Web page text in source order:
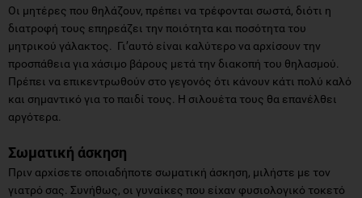
Οι μητέρες που θηλάζουν, πρέπει να τρέφονται σωστά, διότι η
διατροφή τους επηρεάζει την ποιότητα και ποσότητα του
μητρικού γάλακτος. Γι’αυτό είναι καλύτερο να αρχίσουν την
προσπάθεια για χάσιμο βάρους μετά την διακοπή του θηλασμού.
Πρέπει να επικεντρωθούν στο γεγονός ότι κάνουν κάτι πολύ καλό
και σημαντικό για το παιδί τους. Η σιλουέτα τους θα επανέλθει
αργότερα.
Σωματική άσκηση
Πριν αρχίσετε οποιαδήποτε σωματική άσκηση, μιλήστε με τον
γιατρό σας. Συνήθως, οι γυναίκες που είχαν φυσιολογικό τοκετό